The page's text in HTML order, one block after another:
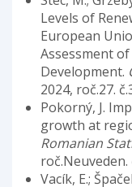
Levels of
European
Assessment
Development.
2024, roč.27.
Pokorný, J.
growth at
Romanian
roč.Neuveden.
Vacík, E.;